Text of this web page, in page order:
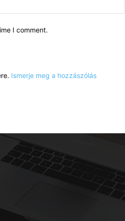
I comment.
Ismerje meg a hozzászólás